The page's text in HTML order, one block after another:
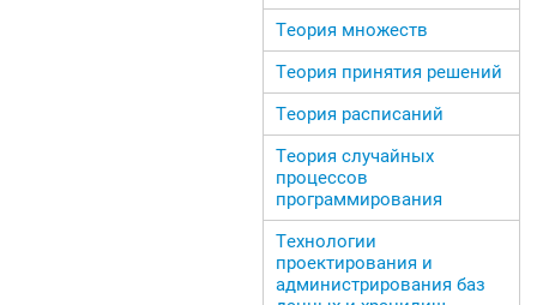
Теория множеств
Теория принятия решений
Теория расписаний
Теория случайных
процессов
программирования
Технологии
проектирования и
администрирования баз